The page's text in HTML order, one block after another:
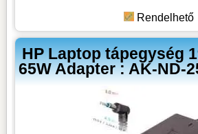
Rendelhető
HP Laptop tápegység
65W Adapter : AK-ND-